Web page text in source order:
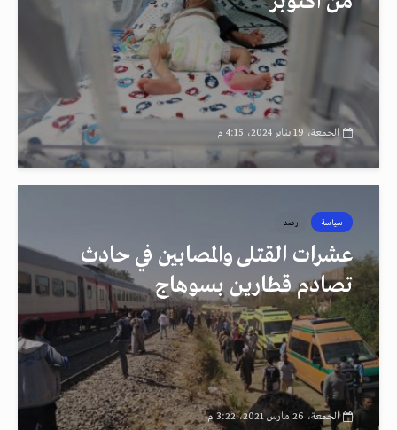
الجمعة، 19 يناير 2024، 4:15 م
سياسة رصد
عشرات القتلى والمصابين في حادث
تصادم قطارين بسوهاج
الجمعة، 26 مارس 2021، 3:22 م